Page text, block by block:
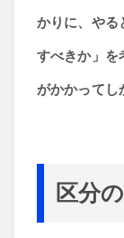
かりに、やる
すべきか」を
がかかってし
区分